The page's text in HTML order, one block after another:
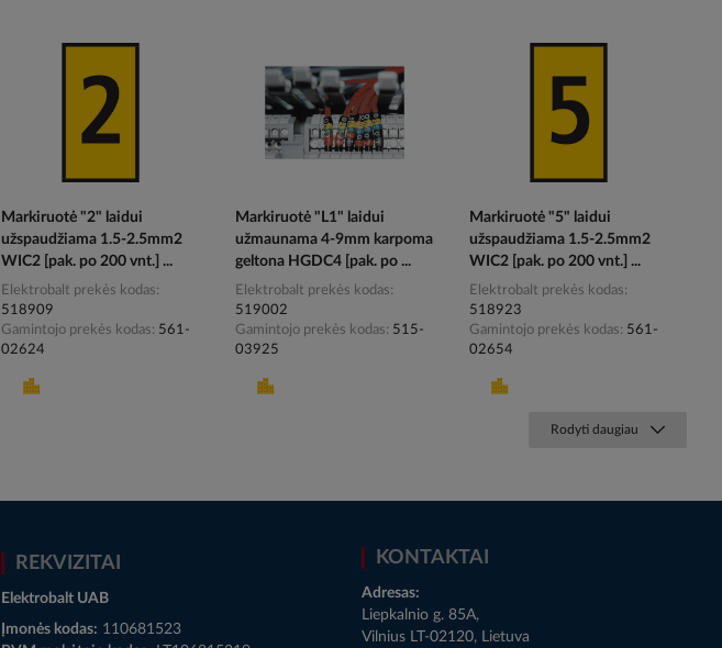
Markiruotė "2" laidui
užspaudžiama 1.5-2.5mm2
WIC2 [pak. po 200 vnt.] ...
Elektrobalt prekės kodas
518909
Gamintojo prekės kodas
561-
02624
Markiruotė "L1" laidui
užmaunama 4-9mm karpoma
geltona HGDC4 [pak. po ...
Elektrobalt prekės kodas
519002
Gamintojo prekės kodas
515-
03925
Markiruotė "5" laidui
užspaudžiama 1.5-2.5mm2
WIC2 [pak. po 200 vnt.] ...
Elektrobalt prekės kodas
518923
Gamintojo prekės kodas
561-
02654
Rodyti daugiau
REKVIZITAI
Elektrobalt UAB
Įmonės kodas: 110681523
KONTAKTAI
Adresas:
Liepkalnio g. 85A,
Vilnius LT-02120, Lietuva